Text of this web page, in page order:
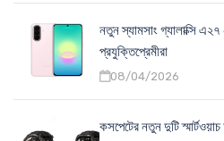
নতুন স্যামসাং গ্যালাক্সি
প্রযুক্তিপ্রেমীরা
08/04/2026
কসপেটের নতুন দুটি